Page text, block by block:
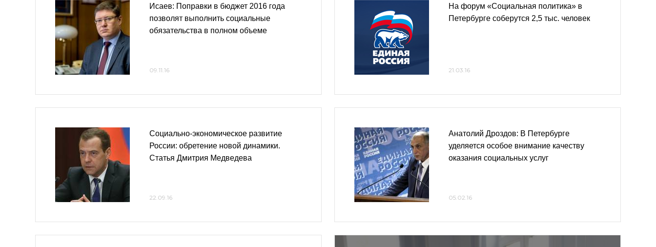
Исаев: Поправки в бюджет 2016 года
позволят выполнить социальные
обязательства в полном объеме
09.11.16
Социально-экономическое развитие
России: обретение новой динамики.
Статья Дмитрия Медведева
22.09.16
На форум «Социальная политика» в
Петербурге соберутся 2,5 тыс. человек
21.03.16
Анатолий Дроздов: В Петербурге
уделяется особое внимание качеству
оказания социальных услуг
05.02.16